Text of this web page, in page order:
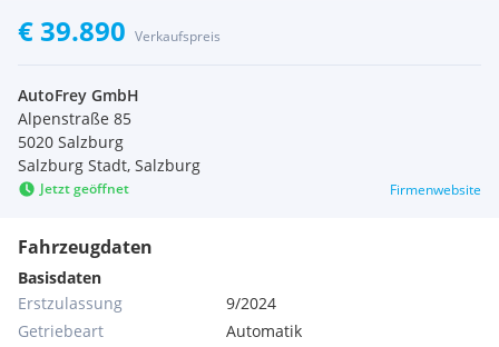
€ 39.890 Verkaufspreis
AutoFrey GmbH
Alpenstraße 85
5020 Salzburg
Salzburg Stadt, Salzburg
Jetzt geöffnet Firmenwebsite
Fahrzeugdaten
Basisdaten
Erstzulassung
9/2024
Getriebeart
Automatik